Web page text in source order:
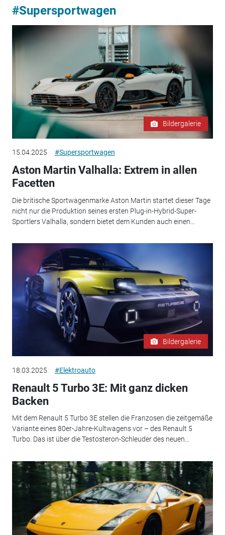
#Supersportwagen
Bildergalerie
15.04.2025 #Supersportwagen
Aston Martin Valhalla: Extrem in allen
Facetten
Die britische Sportwagenmarke Aston Martin startet dieser Tage
nicht nur die Produktion seines ersten Plug-in-Hybrid-Super-
Sportlers Valhalla, sondern bietet dem Kunden auch einen...
Bildergalerie
18.03.2025 #Elektroauto
Renault 5 Turbo 3E: Mit ganz dicken
Backen
Mit dem Renault 5 Turbo 3E stellen die Franzosen die zeitgemäße
Variante eines 80er-Jahre-Kultwagens vor – des Renault 5
Turbo. Das ist über die Testosteron-Schleuder des neuen...